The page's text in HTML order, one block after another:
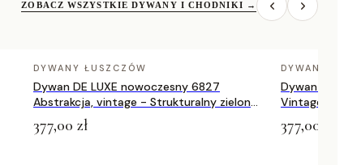
ZOBACZ WSZYSTKIE DYWANY I CHODNIKI →
DYWANY ŁUSZCZÓW
Dywan DE LUXE nowoczesny 6827
Abstrakcja, vintage - Strukturalny zielony
377,00 zł
DYWANY
Dywan DE
Vintage
377,00 zł